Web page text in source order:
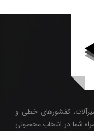
کفشورهای خطی و
شما در انتخاب محصولی